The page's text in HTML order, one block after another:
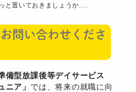
と置いておきましょうか……
問い合わせくださ
備型放課後等デイサービス
ニア」 では、将来の就職に向